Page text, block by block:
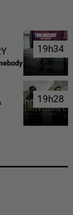
19h34
19h34
19h28
19h28